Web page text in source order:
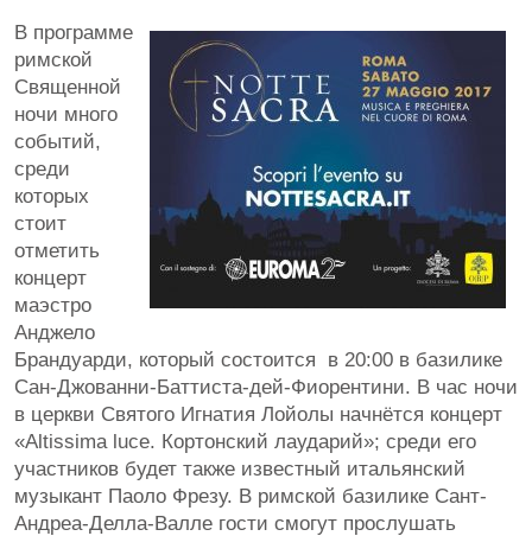
В программе
римской
Священной
ночи много
событий,
среди
которых
стоит
отметить
концерт
маэстро
Анджело
Брандуарди, который состоится в 20:00 в базилике
Сан-Джованни-Баттиста-дей-Фиорентини. В час ночи
в церкви Святого Игнатия Лойолы начнётся концерт
«Altissima luce. Кортонский лаударий»; среди его
участников будет также известный итальянский
музыкант Паоло Фрезу. В римской базилике Сант-
Андреа-Делла-Валле гости смогут прослушать